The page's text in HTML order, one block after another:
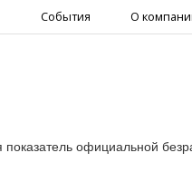
События О
официальной